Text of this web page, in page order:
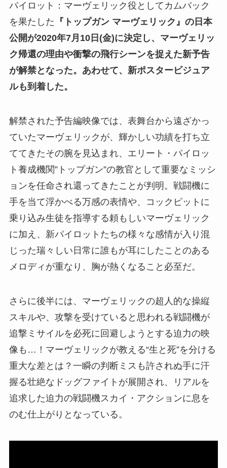
パイロット：マーヴェリック役としてカムバック
を果たした 『トップガン マーヴェリック』の日本
公開が2020年7月10日(金)に決定し、マーヴェリッ
ク帰還の理由や衝撃の飛行シーンを捉えた新予告
が解禁となった。あわせて、新ポスタービジュア
ルも到着した。
解禁された予告編映像では、表舞台から遠ざかっ
ていたマーヴェリックが、輝かしい功績を打ち立
ててきたその腕を見込まれ、エリート・パイロッ
ト養成機関”トップガン”の教官として重要なミッシ
ョンを任命され還ってきたことが判明。戦闘機に
手を当て浮かべる万感の表情や、コックピットに
乗り込み生徒を指導する頼もしいマーヴェリック
に加え、新パイロットたちの様々な感情が入り混
じった瑞々しい日常に誰もが耳にしたことのある
メロディが重なり、胸が熱くなること必至だ。
さらに後半には、マーヴェリックの超人的な操縦
スキルや、攻撃を受けていると思われる戦闘機が
追撃ミサイルを必死に回避しようとする迫力の映
像も…！マーヴェリックが教える“生と死”を分ける
重大な差とは？一瞬の判断ミスも許されぬ手に汗
握る壮絶なドッグファイトが展開され、リアルを
追求した迫力の戦闘機スカイ・アクションに息を
のむ仕上がりとなっている。